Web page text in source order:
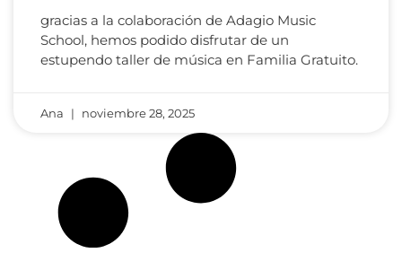
gracias a la colaboración de Adagio Music
School, hemos podido disfrutar de un
estupendo taller de música en Familia Gratuito.
Ana noviembre 28, 2025